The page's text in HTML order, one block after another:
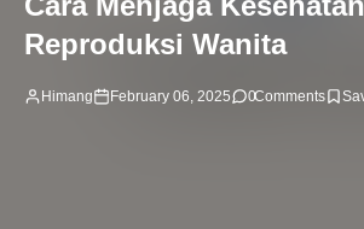
Reproduksi Wanita
Himang February 06, 2025 0Comments